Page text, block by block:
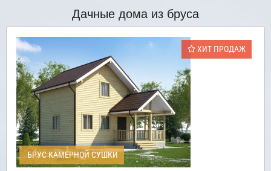
Дачные дома из бруса
ХИТ ПРОДАЖ
БРУС КАМЕРНОЙ СУШКИ